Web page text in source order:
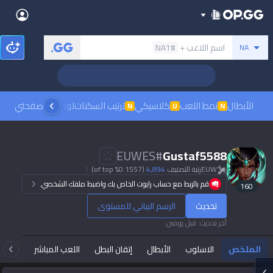
NA بحث عن المستدعي
اسم اللاعب + #NA1
الأبطال N نمط اللعب U كلاسيكي Nترتيب السكناتلوحات الصدارة
صفحتي
160
Gustaf5588
#
EUWES
EUWرتبة التصنيف 4,894
(0.1557% of top)
قم بالربط مع حساب رايوت الخاص بك واضبط ملفك الشخصي.
تحديث الرسم البياني للمستوى
آخر تحديث:قبل يومين
الملخص الاسلوب الأبطال إتقان البطل اللعب المباشر
League of Legends
Teamfight Tactics
Pokémon Champions
PUBG
Beta
ROBLOX
OVERWATCH2
Pokémon Pokopia
Marvel Rivals
Arc Raiders
Slay The Spire 2
Counter Strike 2
Beta
Fortnite
Sign in
Language
العربية
Dark mode
Back
العربية
English
日本語
język polski
Deutsch